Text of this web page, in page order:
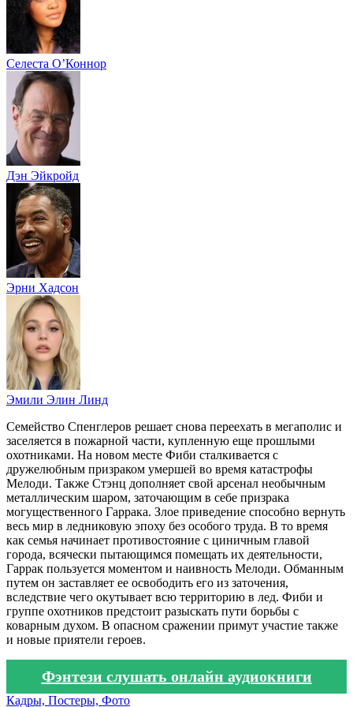
Селеста О’Коннор
Дэн Эйкройд
Эрни Хадсон
Эмили Элин Линд
Семейство Спенглеров решает снова переехать в мегаполис и
заселяется в пожарной части, купленную еще прошлыми
охотниками. На новом месте Фиби сталкивается с
дружелюбным призраком умершей во время катастрофы
Мелоди. Также Стэнц дополняет свой арсенал необычным
металлическим шаром, заточающим в себе призрака
могущественного Гаррака. Злое приведение способно вернуть
весь мир в ледниковую эпоху без особого труда. В то время
как семья начинает противостояние с циничным главой
города, всячески пытающимся помещать их деятельности,
Гаррак пользуется моментом и наивность Мелоди. Обманным
путем он заставляет ее освободить его из заточения,
вследствие чего окутывает всю территорию в лед. Фиби и
группе охотников предстоит разыскать пути борьбы с
коварным духом. В опасном сражении примут участие также
и новые приятели героев.
Фэнтези слушать онлайн аудиокниги
Кадры, Постеры, Фото